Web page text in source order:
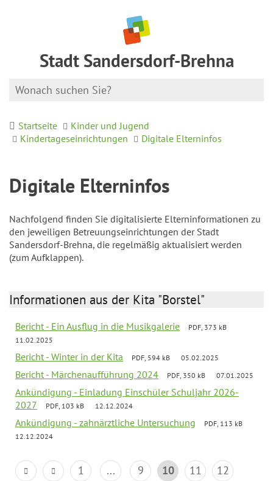
Stadt Sandersdorf-Brehna
Startseite
Kinder und Jugend
Kindertageseinrichtungen
Digitale Elterninfos
Digitale Elterninfos
Nachfolgend finden Sie digitalisierte Elterninformationen zu
den jeweiligen Betreuungseinrichtungen der Stadt
Sandersdorf-Brehna, die regelmäßig aktualisiert werden
(zum Aufklappen).
Informationen aus der Kita "Borstel"
Bericht - Ein Ausflug in die Musikgalerie
PDF, 373 kB
11.02.2025
Bericht - Winter in der Kita PDF, 594 kB 05.02.2025
Bericht - Märchenaufführung 2024 PDF, 350 kB 07.01.2025
Ankündigung - Einladung Einschüler Schuljahr 2026-
2027
PDF, 103 kB 12.12.2024
Ankündigung - zahnärztliche Untersuchung
PDF, 113 kB
12.12.2024
1 ... 9 10 11
12